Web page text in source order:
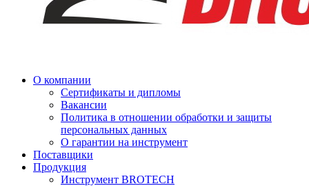
О компании
Сертификаты и дипломы
Вакансии
Политика в отношении обработки и защиты
персональных данных
О гарантии на инструмент
Поставщики
Продукция
Инструмент BROTECH